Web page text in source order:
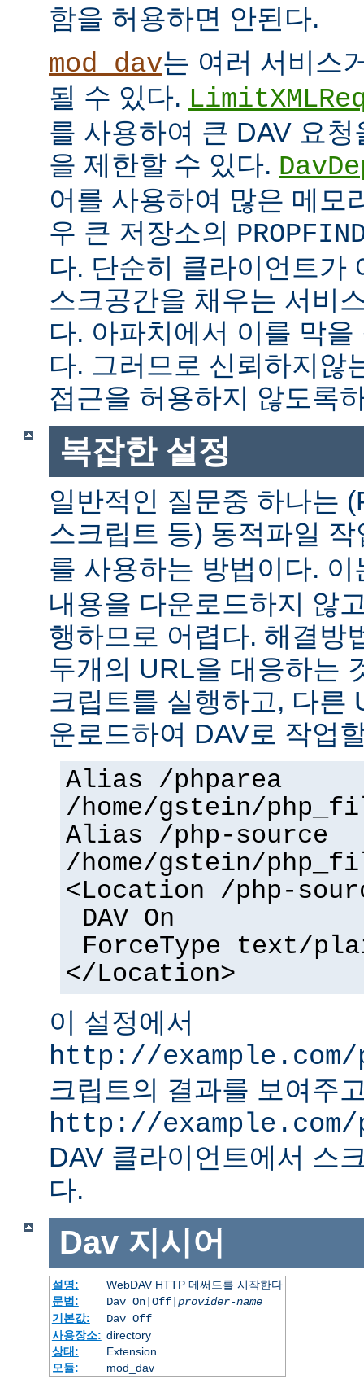
함을 허용하면 안된다.
mod_dav는 여러 서비스
될 수 있다.
를 사용하여 큰 DAV 요
을 제한할 수 있다.
어를 사용하여 많은 메모
우 큰 저장소의
다. 단순히 클라이언트가
스크공간을 채우는 서비
다. 아파치에서 이를 막
다. 그러므로 신뢰하지않
접근을 허용하지 않도록
복잡한 설정
일반적인 질문중 하나는
스크립트 등) 동적파일
를 사용하는 방법이다.
내용을 다운로드하지 않
행하므로 어렵다. 해결방
두개의 URL을 대응하는
크립트를 실행하고, 다른
운로드하여 DAV로 작업
Alias /phparea
/home/gstein/
Alias /php-source
/home/gstein/
<Location /php-
DAV On
ForceType text/
</Location>
이 설정에서
http://example.com/
크립트의 결과를 보여주
http://example.com/
DAV 클라이언트에서 스
다.
Dav 지시어
설명:
WebDAV HTTP 메써드를 시작한다
문법:
Dav On|Off| provider-name
기본값:
Dav Off
사용장소: directory
상태:
Extension
모듈:
mod_dav